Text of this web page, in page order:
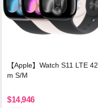
【Apple】Watch S11 LTE
m S/M
$14,946